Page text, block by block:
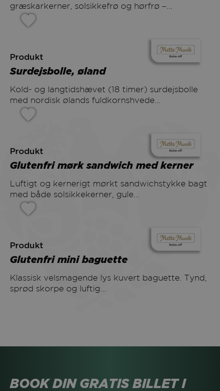
græskarkerner, solsikkefrø og hørfrø –...
Produkt
Surdejsbolle, øland
Kold- og langtidshævet (18 timer) surdejsbolle
med nordisk ølands fuldkornshvede...
Produkt
Glutenfri mørk sandwich med kerner
med både solsikkekerner, gule...
Produkt
Glutenfri mini baguette
Klassisk velsmagende lys kuvert baguette. Tynd,
sprød skorpe og luftig...
BOOK DIN GRATIS BILLET I